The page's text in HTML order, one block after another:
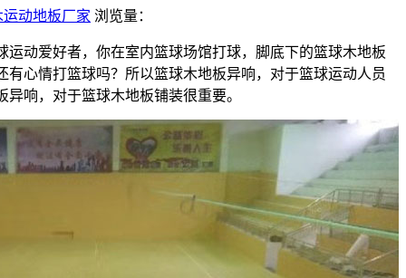
运动地板厂家 浏览量：
动爱好者，你在室内篮球场馆打球，脚底下的篮球木地板
心情打篮球吗？所以篮球木地板异响，对于篮球运动人员
响，对于篮球木地板铺装很重要。